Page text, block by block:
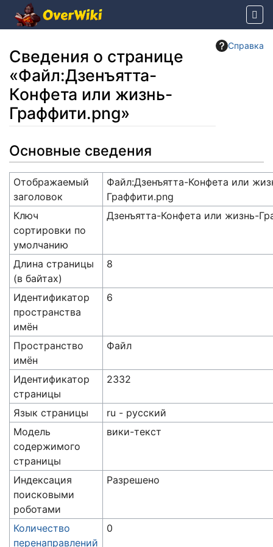
Справка
Сведения о странице
«Файл:Дзенъятта-
Конфета или жизнь-
Граффити.png»
Перейти к:
Основные сведения
Отображаемый
заголовок
Файл:Дзенъятта-Конфета или
Граффити.png
Ключ
сортировки по
умолчанию
Дзенъятта-Конфета или жизнь-
Длина страницы
(в байтах)
8
Идентификатор
пространства
имён
6
Пространство
имён
Файл
Идентификатор
страницы
2332
Язык страницы
ru - русский
Модель
содержимого
страницы
вики-текст
Индексация
поисковыми
роботами
Разрешено
Количество
перенаправлений
0